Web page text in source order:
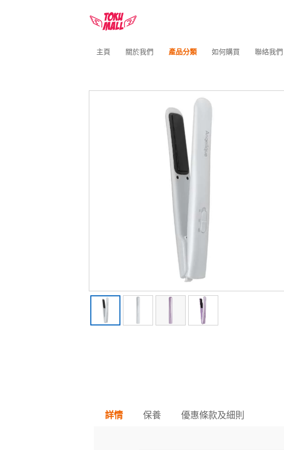
主頁 關於我們 產品分類 如何購買 聯絡我們
詳情 保養 優惠條款及細則